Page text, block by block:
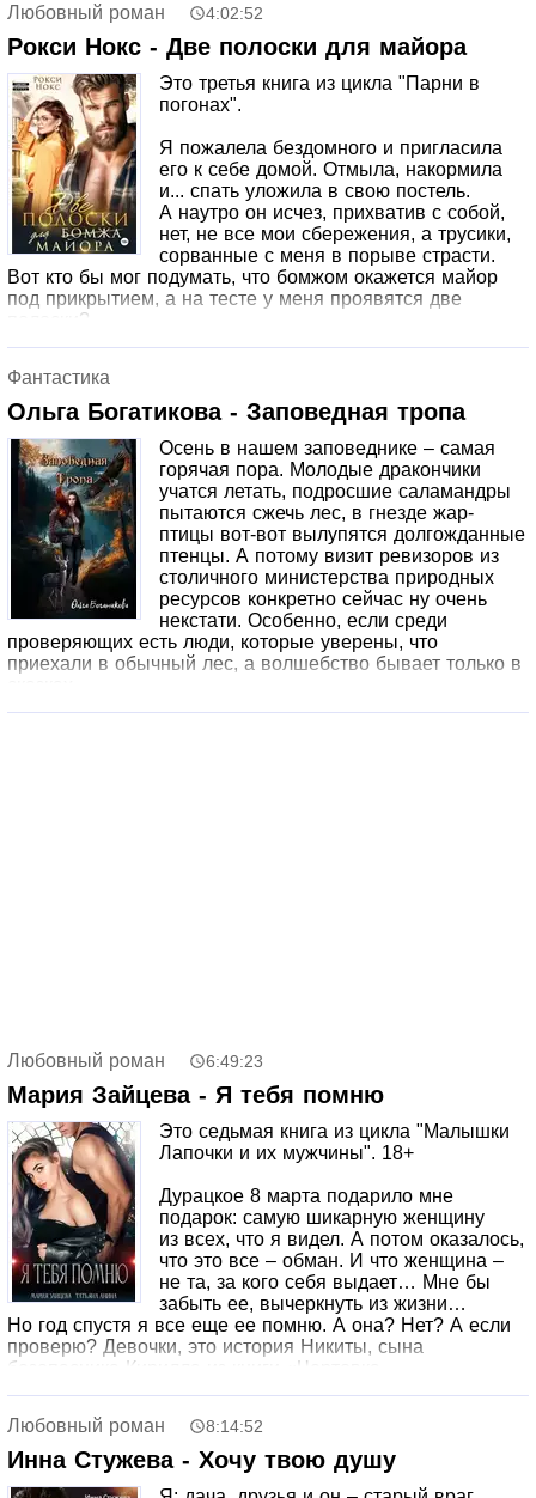
горничная, – напоминаю с улыбкой. Я стала разменной
монетой. Гарантом мирного сосуществования двух
семей. Отец отдал меня Литовскому, своему врагу и
убийце моего брата, а тот поселил в одном доме со
своей любовницей. Так и живем – он мною брезгует, а я
его люто ненавижу.
Любовный роман 4:02:52
Рокси Нокс - Две полоски для майора
Это третья книга из цикла "Парни в
погонах".
Я пожалела бездомного и пригласила
его к себе домой. Отмыла, накормила
и... спать уложила в свою постель.
А наутро он исчез, прихватив с собой,
нет, не все мои сбережения, а трусики,
сорванные с меня в порыве страсти.
Вот кто бы мог подумать, что бомжом окажется майор
под прикрытием, а на тесте у меня проявятся две
полоски?
❀❀❀❀❀
но написаны в едином стиле.
Фантастика
Ольга Богатикова - Заповедная тропа
Осень в нашем заповеднике – самая
горячая пора. Молодые дракончики
учатся летать, подросшие саламандры
пытаются сжечь лес, в гнезде жар-
птицы вот-вот вылупятся долгожданные
птенцы. А потому визит ревизоров из
столичного министерства природных
ресурсов конкретно сейчас ну очень
некстати. Особенно, если среди
проверяющих есть люди, которые уверены, что
приехали в обычный лес, а волшебство бывает только в
Любовный роман 6:49:23
Мария Зайцева - Я тебя помню
Это седьмая книга из цикла "Малышки
Лапочки и их мужчины". 18+
Дурацкое 8 марта подарило мне
подарок: самую шикарную женщину
из всех, что я видел. А потом оказалось,
что это все – обман. И что женщина –
не та, за кого себя выдает… Мне бы
забыть ее, вычеркнуть из жизни…
Но год спустя я все еще ее помню. А она? Нет? А если
проверю? Девочки, это история Никиты, сына
безопасника Кирилла из книги «Чертовка
загадочная женщина, разница в возрасте. А еще универ,
молодость, куча эмоций и море драйва! Подключаемся
к энергии жизни, наши любимые!!!
Любовный роман 8:14:52
Инна Стужева - Хочу твою душу